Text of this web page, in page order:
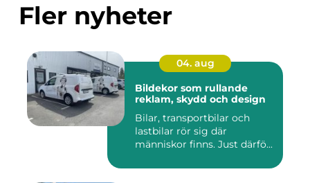
Fler nyheter
04. aug
Bildekor som rullande
reklam, skydd och design
Bilar, transportbilar och
lastbilar rör sig där
människor finns. Just därfö...